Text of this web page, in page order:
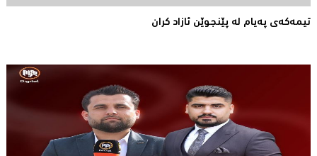
تیمه‌كه‌ی په‌یام له‌ پێنجوێن ئازاد كران